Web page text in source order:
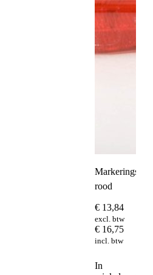
Markeringslamp
rood
€ 13,84
excl. btw
€ 16,75
incl. btw
In